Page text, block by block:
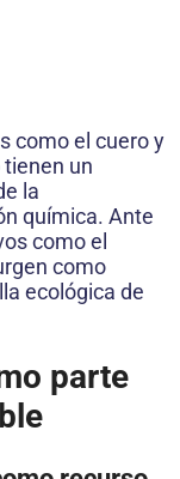
como el cuero y
un
la
química. Ante
como el
como
ecológica de
parte